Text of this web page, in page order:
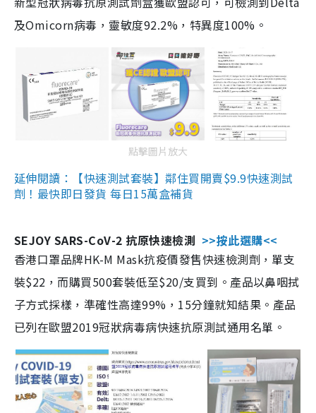
及Omicorn病毒，靈敏度92.2%，特異度100%。
點擊圖片放大
延伸閱讀：【快速測試套裝】鄰住買開賣$9.9快速測試
劑！最快即日發貨 每日15萬盒補貨
SEJOY SARS-CoV-2 抗原快速檢測 >>按此選購<<
香港口罩品牌HK-M Mask抗疫價發售快速檢測劑，單支
裝$22，而購買500套裝低至$20/支買到。產品以鼻咽拭
子方式採樣，準確性高達99%，15分鐘就知結果。產品
已列在歐盟2019冠狀病毒病快速抗原測試通用名單。